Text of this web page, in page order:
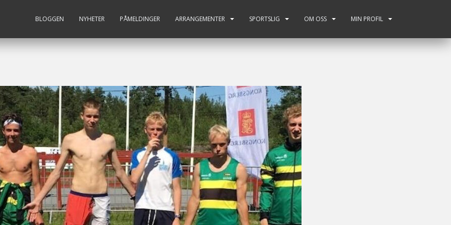
BLOGGEN NYHETER PÅMELDINGER ARRANGEMENTER SPORTSLIG OM OSS MIN PROFIL